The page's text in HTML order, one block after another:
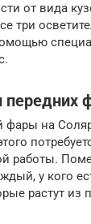
от вида
три
фары на
работы.
у кого
растут из